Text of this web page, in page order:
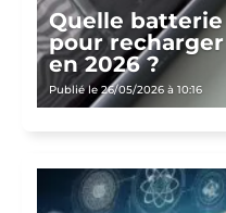
Quelle
pour
en 2026 ?
Publié le 26/05/2026 à 10:16